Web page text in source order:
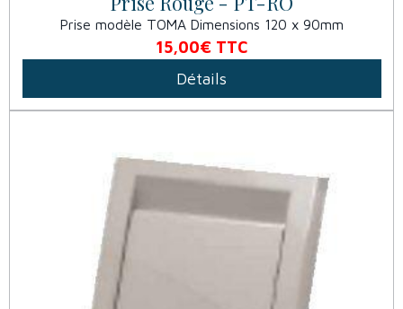
Prise modèle TOMA Dimensions 120 x 90mm
15,00€ TTC
Détails